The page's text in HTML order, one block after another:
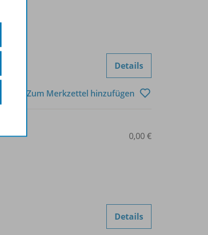
Details
Zum Merkzettel hinzufügen
0,00 €
Details